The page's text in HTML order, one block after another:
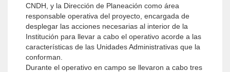
CNDH, y la Dirección de Planeación como área
responsable operativa del proyecto, encargada de
desplegar las acciones necesarias al interior de la
Institución para llevar a cabo el operativo acorde a las
características de las Unidades Administrativas que la
conforman.
Durante el operativo en campo se llevaron a cabo tres